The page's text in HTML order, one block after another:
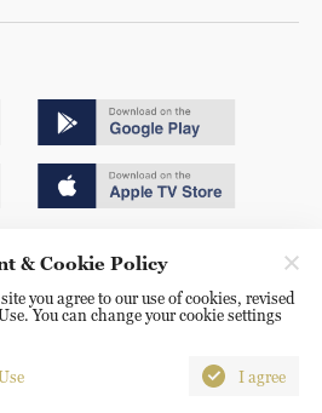
号
85061466
& Cookie Policy
you agree to our use of cookies, revised
You can change your cookie settings
I agree